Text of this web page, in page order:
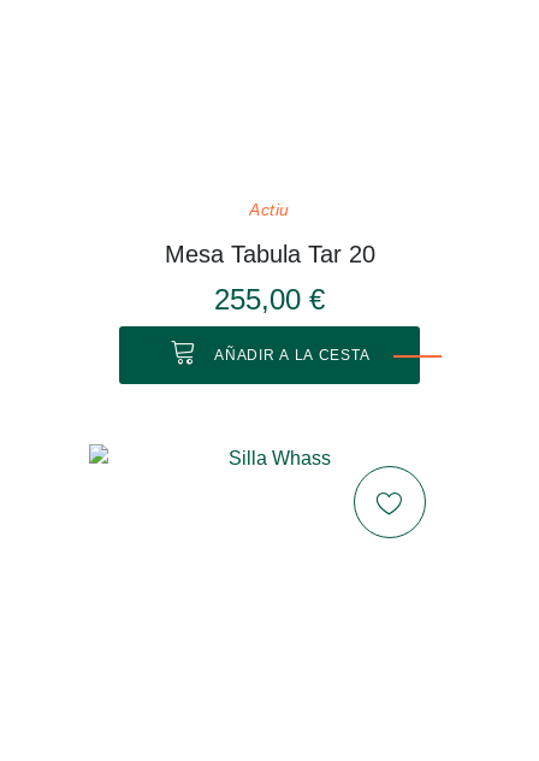
Actiu
Mesa Tabula Tar 20
255,00 €
AÑADIR A LA CESTA